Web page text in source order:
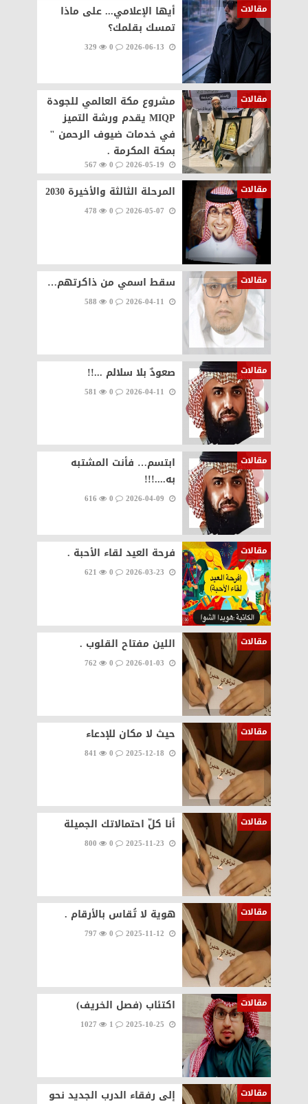
مقالات
أيها الإعلامي... على ماذا
تمسك بقلمك؟
0
329
مقالات
مشروع مكة العالمي للجودة
MIQP يقدم ورشة التميز
في خدمات ضيوف الرحمن "
بمكة المكرمة .
0
567
مقالات المرحلة الثالثة والأخيرة 2030
0
478
مقالات سقط اسمي من ذاكرتهم…
0
588
مقالات صعودٌ بلا سلالم ...!!
0
581
مقالات
ابتسم… فأنت المشتبه
به....!!!
0
616
مقالات فرحة العيد لقاء الأحبة .
0
621
مقالات اللين مفتاح القلوب .
0
762
مقالات حيث لا مكان للإدعاء
0
841
مقالات أنا كلّ احتمالاتك الجميلة
0
800
مقالات هوية لا تُقاس بالأرقام .
0
797
مقالات اكتئاب (فصل الخريف)
1
1027
مقالات
إلى رفقاء الدرب الجديد نحو